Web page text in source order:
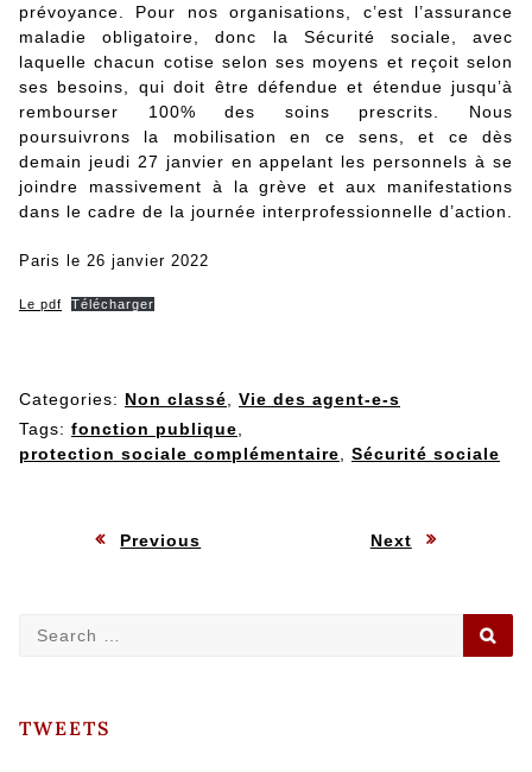
prévoyance. Pour nos organisations, c’est l’assurance
maladie obligatoire, donc la Sécurité sociale, avec
laquelle chacun cotise selon ses moyens et reçoit selon
ses besoins, qui doit être défendue et étendue jusqu’à
rembourser 100% des soins prescrits. Nous
poursuivrons la mobilisation en ce sens, et ce dès
demain jeudi 27 janvier en appelant les personnels à se
joindre massivement à la grève et aux manifestations
dans le cadre de la journée interprofessionnelle d’action.
Paris le 26 janvier 2022
Le pdf Télécharger
Categories: Non classé
Vie des agent-e-s
Tags: fonction publique
protection sociale complémentaire
Sécurité sociale
Navigation
l’article
Previous Next:
TWEETS